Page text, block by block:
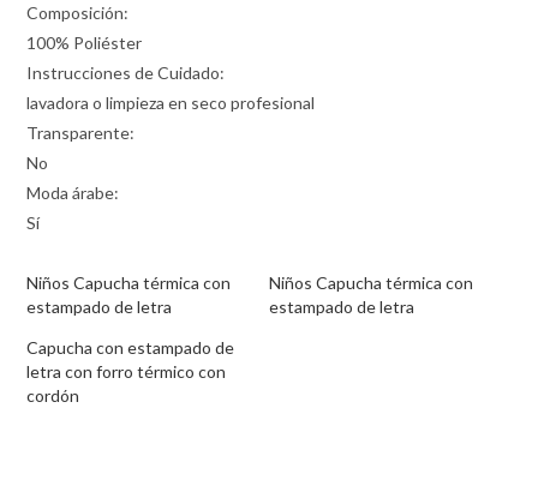
Composición:
100% Poliéster
Instrucciones de Cuidado:
lavadora o limpieza en seco profesional
Transparente:
No
Moda árabe:
Sí
Niños Capucha térmica con
estampado de letra
Niños Capucha térmica con
estampado de letra
Capucha con estampado de
letra con forro térmico con
cordón